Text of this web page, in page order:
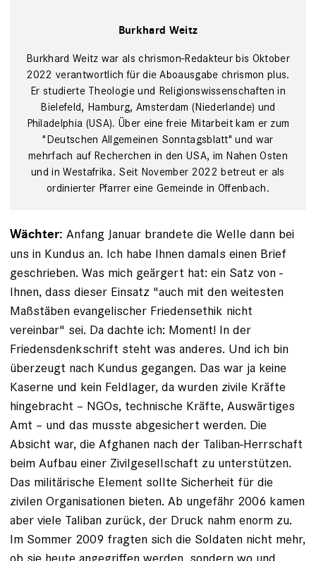
Weitz,
Redakteur für
chrismon
plus
Lena
Uphoff
Burkhard Weitz
Burkhard Weitz war als chrismon-Redakteur bis Oktober
2022 verantwortlich für die Aboausgabe chrismon plus.
Er studierte Theologie und Religionswissenschaften in
Bielefeld, Hamburg, Amsterdam (Niederlande) und
Philadelphia (USA). Über eine freie Mitarbeit kam er zum
"Deutschen Allgemeinen Sonntagsblatt" und war
mehrfach auf Recherchen in den USA, im Nahen Osten
und in Westafrika. Seit November 2022 betreut er als
ordinierter Pfarrer eine Gemeinde in Offenbach.
Wächter: Anfang Januar brandete die Welle dann bei
uns in Kundus an. Ich habe Ihnen damals einen Brief
ge­schrieben. Was mich geärgert hat: ein Satz von ­
Ihnen, dass dieser Einsatz "auch mit den weitesten
Maß­stäben evange­lischer Friedensethik nicht
vereinbar" sei. Da dachte ich: ­Moment! In der
Friedensdenkschrift steht was ­anderes. Und ich bin
überzeugt nach Kundus gegangen. Das war ja keine
Kaserne und kein Feldlager, da wurden zivile ­Kräfte
hingebracht – NGOs, technische Kräfte, Aus­wärtiges
Amt – und das musste abgesichert werden. Die
Absicht war, die Afghanen nach der Taliban-Herrschaft
beim Aufbau einer Zivilgesellschaft zu unterstützen.
Das militärische Element sollte Sicherheit für die
zivilen ­Organisationen bieten. Ab ungefähr 2006 kamen
aber viele Taliban zurück, der Druck nahm enorm zu.
Im ­Sommer 2009 fragten sich die Soldaten nicht mehr,